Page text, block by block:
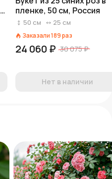
пленке, 50 см, Россия
50 см 25 см
Заказали189раз
24 060 ₽ 30 075 ₽
Нет в наличии